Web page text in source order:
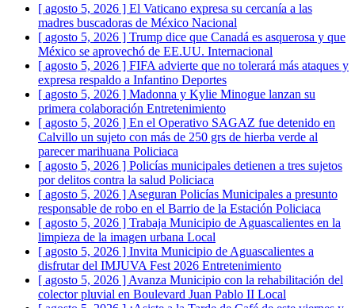
[ agosto 5, 2026 ] El Vaticano expresa su cercanía a las
madres buscadoras de México Nacional
[ agosto 5, 2026 ] Trump dice que Canadá es asquerosa y que
México se aprovechó de EE.UU. Internacional
[ agosto 5, 2026 ] FIFA advierte que no tolerará más ataques y
expresa respaldo a Infantino Deportes
[ agosto 5, 2026 ] Madonna y Kylie Minogue lanzan su
primera colaboración Entretenimiento
[ agosto 5, 2026 ] En el Operativo SAGAZ fue detenido en
Calvillo un sujeto con más de 250 grs de hierba verde al
parecer marihuana Policiaca
[ agosto 5, 2026 ] Policías municipales detienen a tres sujetos
por delitos contra la salud Policiaca
[ agosto 5, 2026 ] Aseguran Policías Municipales a presunto
responsable de robo en el Barrio de la Estación Policiaca
[ agosto 5, 2026 ] Trabaja Municipio de Aguascalientes en la
limpieza de la imagen urbana Local
[ agosto 5, 2026 ] Invita Municipio de Aguascalientes a
disfrutar del IMJUVA Fest 2026 Entretenimiento
[ agosto 5, 2026 ] Avanza Municipio con la rehabilitación del
colector pluvial en Boulevard Juan Pablo II Local